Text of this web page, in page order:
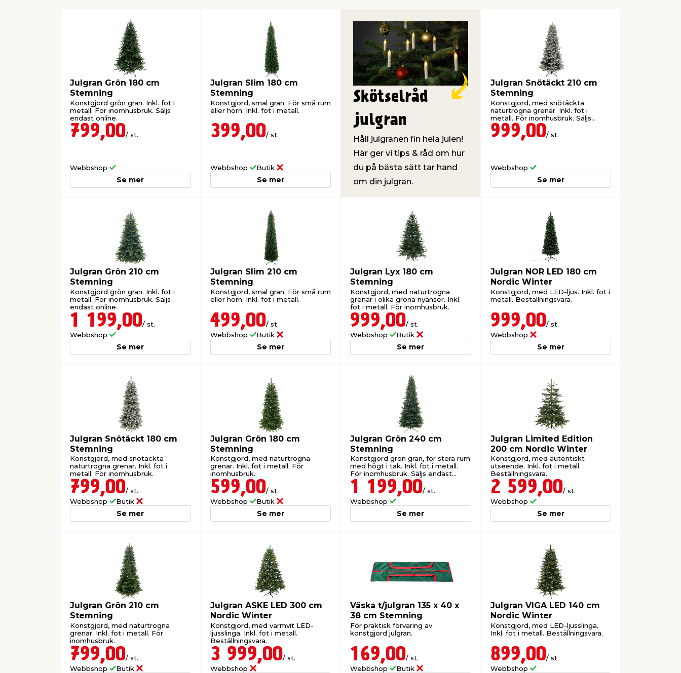
Julgran Grön 180 cm
Stemning
Konstgjord grön gran. Inkl. fot i
metall. För inomhusbruk. Säljs
endast online.
799,00/ st.
Webbshop
Se mer
Julgran Slim 180 cm
Stemning
Konstgjord, smal gran. För små rum
eller hörn. Inkl. fot i metall.
399,00/ st.
Webbshop Butik
Se mer
Skötselråd
julgran
Håll julgranen fin hela julen!
Här ger vi tips & råd om hur
du på bästa sätt tar hand
om din julgran.
Julgran Snötäckt 210 cm
Stemning
Konstgjord, med snötäckta
naturtrogna grenar. Inkl. fot i
metall. För inomhusbruk. Säljs
endast online.
999,00/ st.
Webbshop
Se mer
Julgran Grön 210 cm
Stemning
Konstgjord grön gran. Inkl. fot i
metall. För inomhusbruk. Säljs
endast online.
1 199,00/ st.
Webbshop
Se mer
Julgran Slim 210 cm
Stemning
Konstgjord, smal gran. För små rum
eller hörn. Inkl. fot i metall.
499,00/ st.
Webbshop
Butik
Se mer
Julgran Lyx 180 cm
Stemning
Konstgjord, med naturtrogna
grenar i olika gröna nyanser. Inkl.
fot i metall. För inomhusbruk.
999,00/ st.
Webbshop
Butik
Se mer
Julgran NOR LED 180 cm
Nordic Winter
Konstgjord, med LED-ljus. Inkl. fot i
metall. Beställningsvara.
999,00/ st.
Webbshop
Se mer
Julgran Snötäckt 180 cm
Stemning
Konstgjord, med snötäckta
naturtrogna grenar. Inkl. fot i
metall. För inomhusbruk.
799,00/ st.
Webbshop
Butik
Se mer
Julgran Grön 180 cm
Stemning
Konstgjord, med naturtrogna
grenar. Inkl. fot i metall. För
inomhusbruk.
599,00/ st.
Webbshop
Butik
Se mer
Julgran Grön 240 cm
Stemning
Konstgjord grön gran, för stora rum
med högt i tak. Inkl. fot i metall.
För inomhusbruk. Säljs endast
online.
1 199,00/ st.
Webbshop
Se mer
Julgran Limited Edition
200 cm Nordic Winter
Konstgjord, med autentiskt
utseende. Inkl. fot i metall.
Beställningsvara.
2 599,00/ st.
Webbshop
Se mer
Julgran Grön 210 cm
Stemning
Konstgjord, med naturtrogna
grenar. Inkl. fot i metall. För
inomhusbruk.
799,00/ st.
Webbshop
Butik
Julgran ASKE LED 300 cm
Nordic Winter
Konstgjord, med varmvit LED-
ljusslinga. Inkl. fot i metall.
Beställningsvara.
3 999,00/ st.
Webbshop
Väska t/julgran 135 x 40 x
38 cm Stemning
För praktisk förvaring av
konstgjord julgran.
169,00/ st.
Webbshop
Butik
Julgran VIGA LED 140 cm
Nordic Winter
Konstgjord, med LED-ljusslinga.
Inkl. fot i metall. Beställningsvara.
899,00/ st.
Webbshop